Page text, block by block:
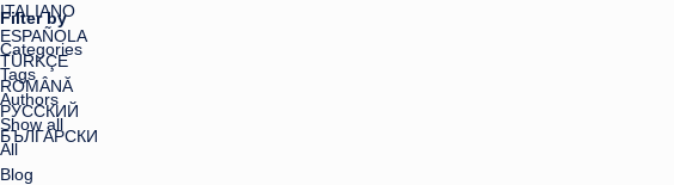
ITALIANO
ESPAÑOLA
TÜRKÇE
ROMÂNĂ
РУССКИЙ
БЪЛГАРСКИ
Filter by
Categories
Tags
Authors
Show all
All
Blog